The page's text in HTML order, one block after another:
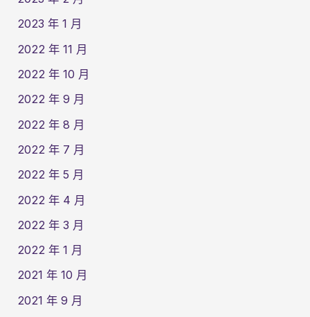
2023 年 1 月
2022 年 11 月
2022 年 10 月
2022 年 9 月
2022 年 8 月
2022 年 7 月
2022 年 5 月
2022 年 4 月
2022 年 3 月
2022 年 1 月
2021 年 10 月
2021 年 9 月